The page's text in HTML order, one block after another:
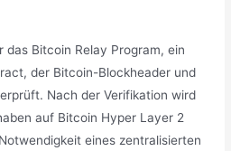
das Bitcoin Relay Program, ein
der Bitcoin-Blockheader und
Nach der Verifikation wird
auf Bitcoin Hyper Layer 2
eines zentralisierten